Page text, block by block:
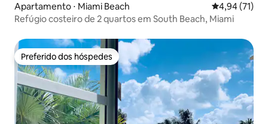
Apartamento ⋅ Miami Beach 4,94 de uma
4,94 (71)
Refúgio costeiro de 2 quartos em South Beach, Miami
Preferido dos hóspedes
Preferido dos hóspedes